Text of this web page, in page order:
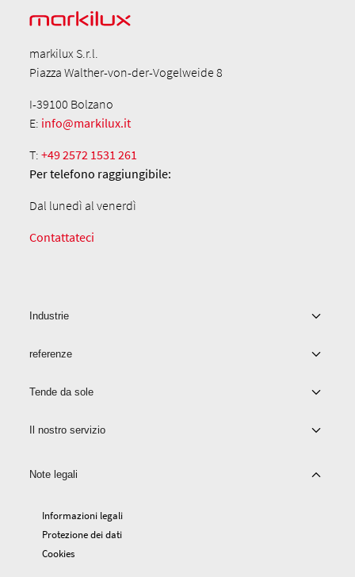
markilux S.r.l.
Piazza Walther-von-der-Vogelweide 8
I-39100 Bolzano
E: info@markilux.it
T:+49 2572 1531 261
Per telefono raggiungibile:
Dal lunedì al venerdì
Contattateci
Industrie
referenze
Tende da sole
Il nostro servizio
Note legali
Informazioni legali
Protezione dei dati
Cookies